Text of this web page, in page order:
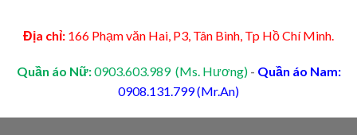
Địa chỉ: 166 Phạm văn Hai, P3, Tân Bình, Tp Hồ Chí Minh.
Quần áo Nữ:0903.603.989 (Ms. Hương) - Quần áo Nam:
0908.131.799 (Mr.An)